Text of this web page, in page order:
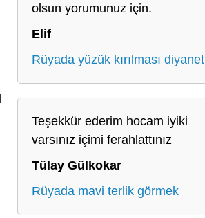
olsun yorumunuz için.
Elif
Rüyada yüzük kırılması diyanet
Teşekkür ederim hocam iyiki
varsınız içimi ferahlattınız
Tülay Gülkokar
Rüyada mavi terlik görmek